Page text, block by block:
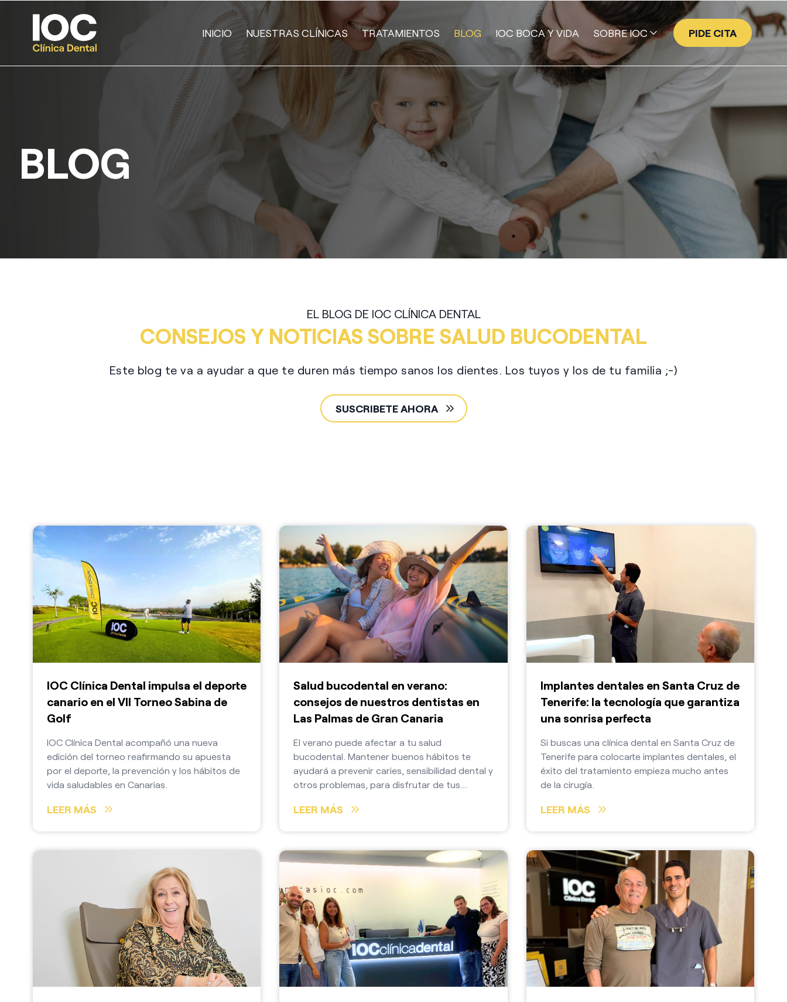
INICIO NUESTRAS CLÍNICAS TRATAMIENTOS BLOG IOC BOCA Y VIDA SOBRE IOC
EQUIPO
GALERÍA DE SONRISAS
NUESTRA HISTORIA
VALORES
TECNOLOGÍA
PROGRAMA EMPRESA AMIGA
IOC | ACADEMY
PUBLICACIONES CIENTÍFICAS DE IOC
PIDE CITA
BLOG
EL BLOG DE IOC CLÍNICA DENTAL
CONSEJOS Y NOTICIAS SOBRE SALUD BUCODENTAL
Este blog te va a ayudar a que te duren más tiempo sanos los dientes. Los tuyos y los de tu familia ;-)
SUSCRIBETE AHORA
IOC Clínica Dental impulsa el deporte
canario en el VII Torneo Sabina de
Golf
IOC Clínica Dental acompañó una nueva
edición del torneo reafirmando su apuesta
por el deporte, la prevención y los hábitos de
vida saludables en Canarias.
LEER MÁS
Salud bucodental en verano:
consejos de nuestros dentistas en
Las Palmas de Gran Canaria
El verano puede afectar a tu salud
bucodental. Mantener buenos hábitos te
ayudará a prevenir caries, sensibilidad dental y
otros problemas, para disfrutar de tus
LEER MÁS
Implantes dentales en Santa Cruz de
Tenerife: la tecnología que garantiza
una sonrisa perfecta
Si buscas una clínica dental en Santa Cruz de
Tenerife para colocarte implantes dentales, el
éxito del tratamiento empieza mucho antes
de la cirugía.
LEER MÁS